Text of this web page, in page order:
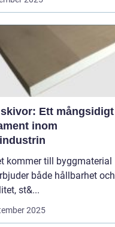
Ett mångsidigt
inom
kommer till byggmaterial
både hållbarhet och
st&...
2025